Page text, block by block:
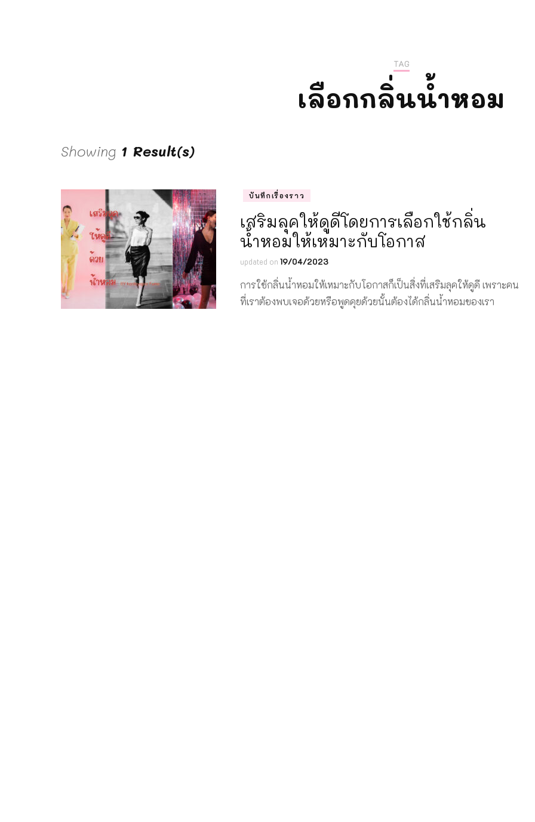
TAG
เลือกกลิ่นน้ำหอม
Showing 1 Result(s)
บันทึกเรื่องราว
เสริมลุคให้ดูดีโดยการเลือกใช้กลิ่น
น้ำหอมให้เหมาะกับโอกาส
updated on 19/04/2023
การใช้กลิ่นน้ำหอมให้เหมาะกับโอกาสก็เป็นสิ่งที่เสริมลุคให้ดูดี เพราะคน
ที่เราต้องพบเจอด้วยหรือพูดคุยด้วยนั้นต้องได้กลิ่นน้ำหอมของเรา